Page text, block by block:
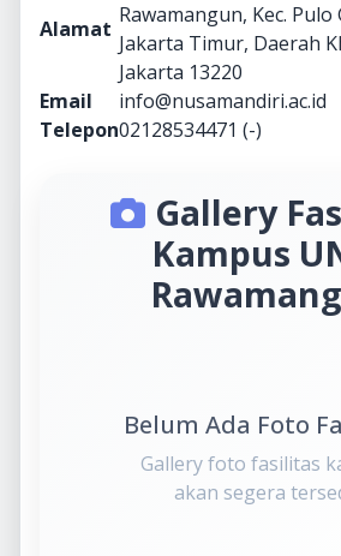
Alamat
Rawamangun, Kec. Pulo
Jakarta Timur, Daerah
Jakarta 13220
Email
info@nusamandiri.ac.id
Telepon02128534471 (-)
Gallery
Kampus
Belum Ada Foto
Gallery foto fasilitas
akan segera